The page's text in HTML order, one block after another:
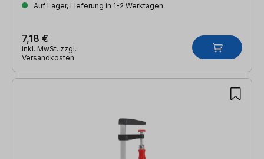
Auf Lager, Lieferung in 1-2 Werktagen
7,18 €
inkl. MwSt. zzgl.
Versandkosten